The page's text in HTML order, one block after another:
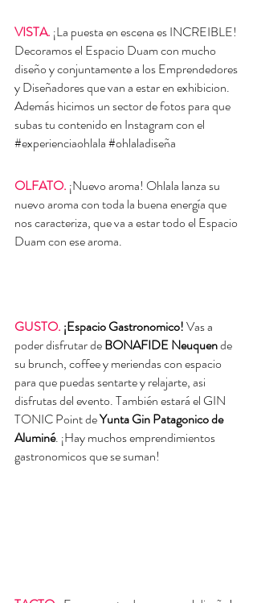
VISTA. ¡La puesta en escena es INCREIBLE!
Decoramos el Espacio Duam con mucho
diseño y conjuntamente a los Emprendedores
y Diseñadores que van a estar en exhibicion.
Además hicimos un sector de fotos para que
subas tu contenido en Instagram con el
#experienciaohlala#ohlaladiseña
OLFATO. ¡Nuevo aroma! Ohlala lanza su
nuevo aroma con toda la buena energía que
nos caracteriza, que va a estar todo el Espacio
Duam con ese aroma.
GUSTO. ¡Espacio Gastronomico! Vas a
poder disfrutar de BONAFIDE Neuquen de
su brunch, coffee y meriendas con espacio
para que puedas sentarte y relajarte, asi
disfrutas del evento. También estará el GIN
TONIC Point de Yunta Gin Patagonico de
Aluminé. ¡Hay muchos emprendimientos
gastronomicos que se suman!